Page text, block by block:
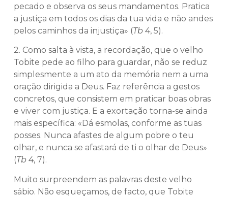
pecado e observa os seus mandamentos. Pratica
a justiça em todos os dias da tua vida e não andes
pelos caminhos da injustiça» (Tb 4, 5).
2. Como salta à vista, a recordação, que o velho
Tobite pede ao filho para guardar, não se reduz
simplesmente a um ato da memória nem a uma
oração dirigida a Deus. Faz referência a gestos
concretos, que consistem em praticar boas obras
e viver com justiça. E a exortação torna-se ainda
mais específica: «Dá esmolas, conforme as tuas
posses. Nunca afastes de algum pobre o teu
olhar, e nunca se afastará de ti o olhar de Deus»
(Tb 4, 7).
Muito surpreendem as palavras deste velho
sábio. Não esqueçamos, de facto, que Tobite